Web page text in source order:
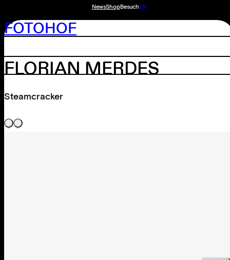
NewsShopBesuchEN
FOTOHOF
FLORIAN MERDES
Steamcracker